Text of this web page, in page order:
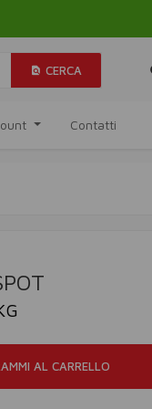
CERCA
Contatti
AL CARRELLO